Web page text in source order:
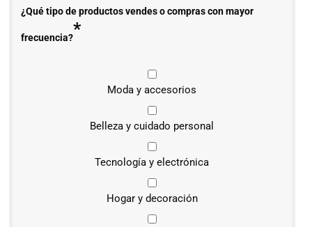
¿Qué tipo de productos vendes o compras con mayor
frecuencia?*
Moda y accesorios
Belleza y cuidado personal
Tecnología y electrónica
Hogar y decoración